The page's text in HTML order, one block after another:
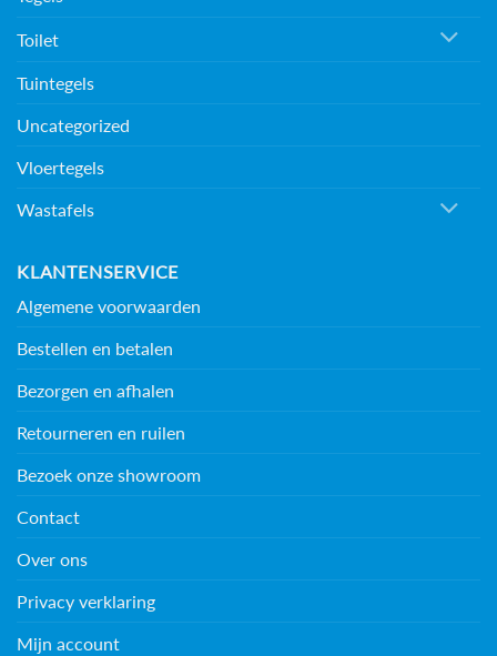
Toilet
Tuintegels
Uncategorized
Vloertegels
Wastafels
KLANTENSERVICE
Algemene voorwaarden
Bestellen en betalen
Bezorgen en afhalen
Retourneren en ruilen
Bezoek onze showroom
Contact
Over ons
Privacy verklaring
Mijn account